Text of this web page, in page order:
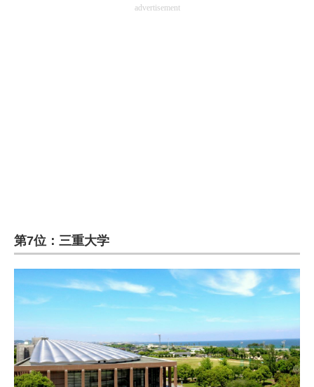
advertisement
第7位：三重大学